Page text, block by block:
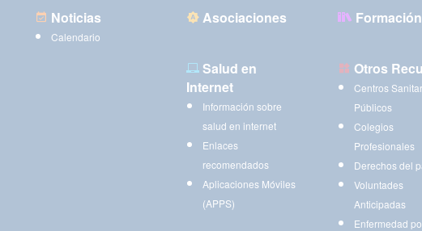
Noticias
Calendario
Asociaciones Formación
Salud en
Internet
Información sobre
salud en internet
Enlaces
recomendados
Aplicaciones Móviles
(APPS)
Otros
Centros
Públicos
Colegios
Profesionales
Derechos del
Voluntades
Anticipadas
Enfermedad